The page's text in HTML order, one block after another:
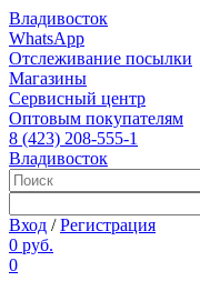
Владивосток
WhatsApp
Отслеживание посылки
Магазины
Сервисный центр
Оптовым покупателям
8 (423) 208-555-1
Владивосток
Вход /Регистрация
0 руб.
0